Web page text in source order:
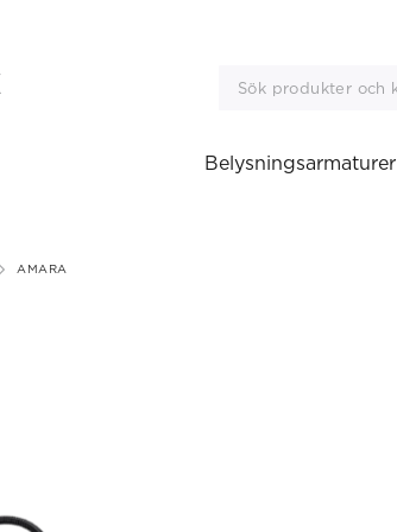
Belysningsarmaturer
AMARA